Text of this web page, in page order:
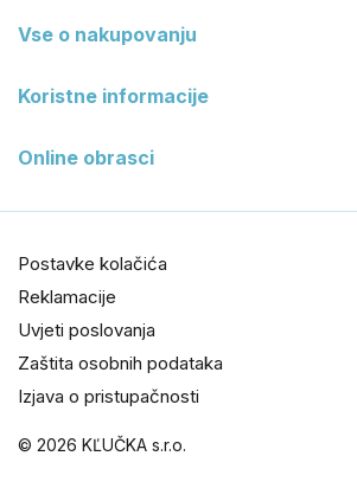
Vse o nakupovanju
Koristne informacije
Online obrasci
© 2026 KĽUČKA s.r.o.
Postavke kolačića
Reklamacije
Uvjeti poslovanja
Zaštita osobnih podataka
Izjava o pristupačnosti